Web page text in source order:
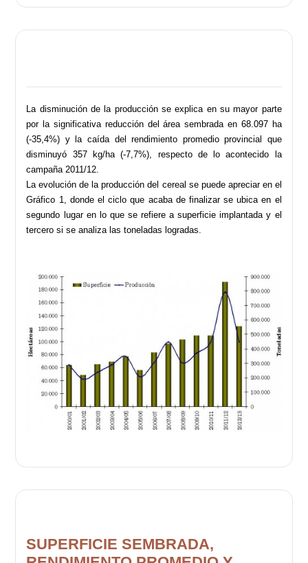
La disminución de la producción se explica en su mayor parte
por la significativa reducción del área sembrada en 68.097 ha
(-35,4%) y la caída del rendimiento promedio provincial que
disminuyó 357 kg/ha (-7,7%), respecto de lo acontecido
la
campaña 2011/12.
La evolución de la producción del cereal se puede apreciar en el
Gráfico 1, donde el ciclo que acaba de finalizar se ubica en el
segundo lugar en lo que se refiere a superficie implantada y el
tercero si se analiza las toneladas logradas.
SUPERFICIE SEMBRADA,